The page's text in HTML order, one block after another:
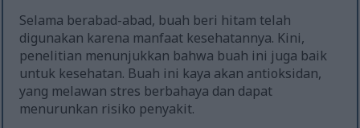
Selama berabad-abad, buah beri hitam telah
digunakan karena manfaat kesehatannya. Kini,
penelitian menunjukkan bahwa buah ini juga baik
untuk kesehatan. Buah ini kaya akan antioksidan,
yang melawan stres berbahaya dan dapat
menurunkan risiko penyakit.